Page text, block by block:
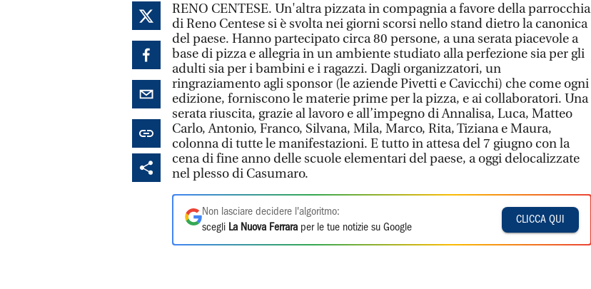
RENO CENTESE. Un'altra pizzata in compagnia a favore della parrocchia
di Reno Centese si è svolta nei giorni scorsi nello stand dietro la canonica
del paese. Hanno partecipato circa 80 persone, a una serata piacevole a
base di pizza e allegria in un ambiente studiato alla perfezione sia per gli
adulti sia per i bambini e i ragazzi. Dagli organizzatori, un
ringraziamento agli sponsor (le aziende Pivetti e Cavicchi) che come ogni
edizione, forniscono le materie prime per la pizza, e ai collaboratori. Una
serata riuscita, grazie al lavoro e all’impegno di Annalisa, Luca, Matteo
Carlo, Antonio, Franco, Silvana, Mila, Marco, Rita, Tiziana e Maura,
colonna di tutte le manifestazioni. E tutto in attesa del 7 giugno con la
cena di fine anno delle scuole elementari del paese, a oggi delocalizzate
nel plesso di Casumaro.
Non lasciare decidere l'algoritmo:
scegli La Nuova Ferrara per le tue notizie su Google
CLICCA QUI